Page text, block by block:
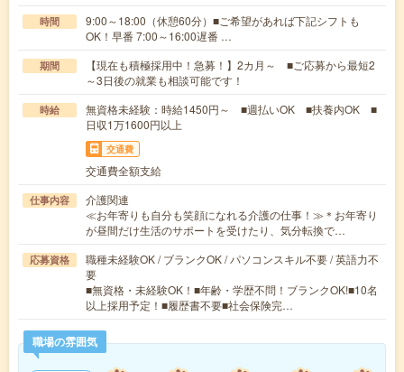
時間
9:00～18:00（休憩60分）■ご希望があれば下記シフトも
OK！早番 7:00～16:00遅番 …
期間
【現在も積極採用中！急募！】2カ月～ ■ご応募から最短2
～3日後の就業も相談可能です！
時給
無資格未経験：時給1450円～ ■週払いOK ■扶養内OK ■
日収1万1600円以上
交通費
交通費全額支給
仕事内容
介護関連
≪お年寄りも自分も笑顔になれる介護の仕事！≫＊お年寄り
が昼間だけ生活のサポートを受けたり、気分転換で…
応募資格
職種未経験OK / ブランクOK / パソコンスキル不要 / 英語力不
要
■無資格・未経験OK！■年齢・学歴不問！ブランクOK!■10名
以上採用予定！■履歴書不要■社会保険完…
職場の雰囲気